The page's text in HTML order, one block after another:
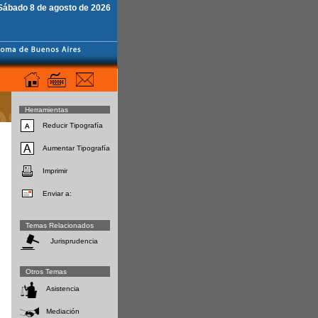
8 de agosto de 2026
Herramientas
Reducir Tipografía
Aumentar Tipografía
Imprimir
Enviar a:
Temas Relacionados
Jurisprudencia
Otros Temas
Asistencia
Mediación